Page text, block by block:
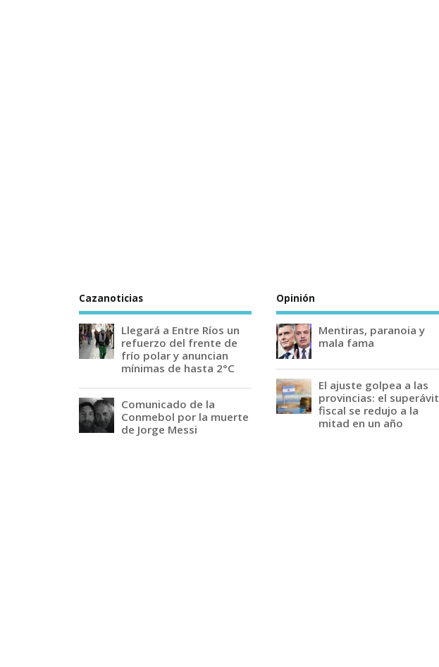
Cazanoticias
Llegará a Entre Ríos un
refuerzo del frente de
frío polar y anuncian
mínimas de hasta 2°C
Comunicado de la
Conmebol por la muerte
de Jorge Messi
Opinión
Mentiras, paranoia y
mala fama
El ajuste golpea a las
provincias: el superávit
fiscal se redujo a la
mitad en un año